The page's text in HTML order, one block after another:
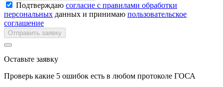
Подтверждаю согласие с правилами обработки
персональных данных и принимаю пользовательское
соглашение
Отправить заявку
Оставьте заявку
Проверь какие 5 ошибок есть в любом протоколе ГОСА